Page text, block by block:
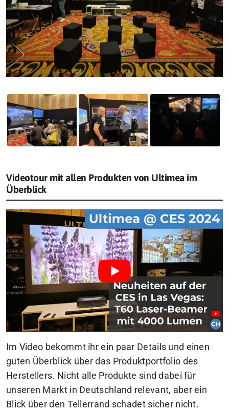
Videotour mit allen Produkten von Ultimea im
Überblick
Im Video bekommt ihr ein paar Details und einen
guten Überblick über das Produktportfolio des
Herstellers. Nicht alle Produkte sind dabei für
unseren Markt in Deutschland relevant, aber ein
Blick über den Tellerrand schadet sicher nicht.